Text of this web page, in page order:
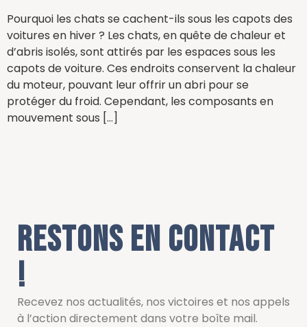
Pourquoi les chats se cachent-ils sous les capots des
voitures en hiver ? Les chats, en quête de chaleur et
d’abris isolés, sont attirés par les espaces sous les
capots de voiture. Ces endroits conservent la chaleur
du moteur, pouvant leur offrir un abri pour se
protéger du froid. Cependant, les composants en
mouvement sous […]
Restons en contact
!
Recevez nos actualités, nos victoires et nos appels
à l’action directement dans votre boîte mail.